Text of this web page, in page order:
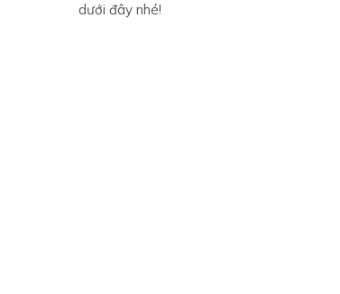
dưới đây nhé!